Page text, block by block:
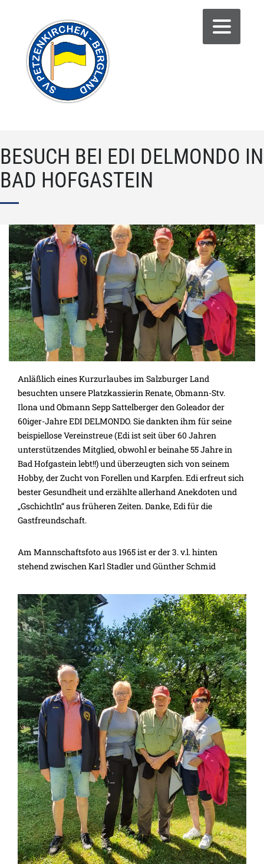
BESUCH BEI EDI DELMONDO IN
BAD HOFGASTEIN
Anläßlich eines Kurzurlaubes im Salzburger Land
besuchten unsere Platzkassierin Renate, Obmann-Stv.
Ilona und Obmann Sepp Sattelberger den Goleador der
60iger-Jahre EDI DELMONDO. Sie dankten ihm für seine
beispiellose Vereinstreue (Edi ist seit über 60 Jahren
unterstützendes Mitglied, obwohl er beinahe 55 Jahre in
Bad Hofgastein lebt!!) und überzeugten sich von seinem
Hobby, der Zucht von Forellen und Karpfen. Edi erfreut sich
bester Gesundheit und erzählte allerhand Anekdoten und
„Gschichtln“ aus früheren Zeiten. Danke, Edi für die
Gastfreundschaft.
Am Mannschaftsfoto aus 1965 ist er der 3. v.l. hinten
stehend zwischen Karl Stadler und Günther Schmid